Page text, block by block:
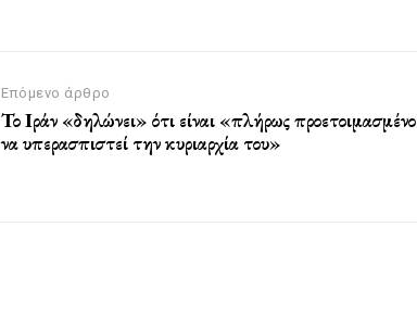
Επόμενο άρθρο
Το Ιράν «δηλώνει» ότι είναι «πλήρως προετοιμασμένο
να υπερασπιστεί την κυριαρχία του»